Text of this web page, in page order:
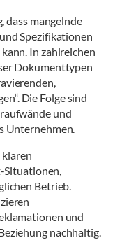
dass mangelnde
Spezifikationen
In zahlreichen
Dokumenttypen
Die Folge sind
und
Unternehmen.
klaren
Situationen,
Betrieb.
und
nachhaltig.